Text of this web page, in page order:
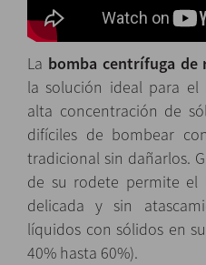
La bomba centrífuga de
la solución ideal para
alta concentración de
difíciles de bombear
tradicional sin dañarlos.
de su rodete permite el
delicada y sin
líquidos con sólidos en
40% hasta 60%).